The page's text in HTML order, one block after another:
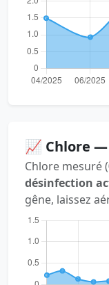
📈 Chlore
Chlore mesuré (
désinfection
gêne, laissez